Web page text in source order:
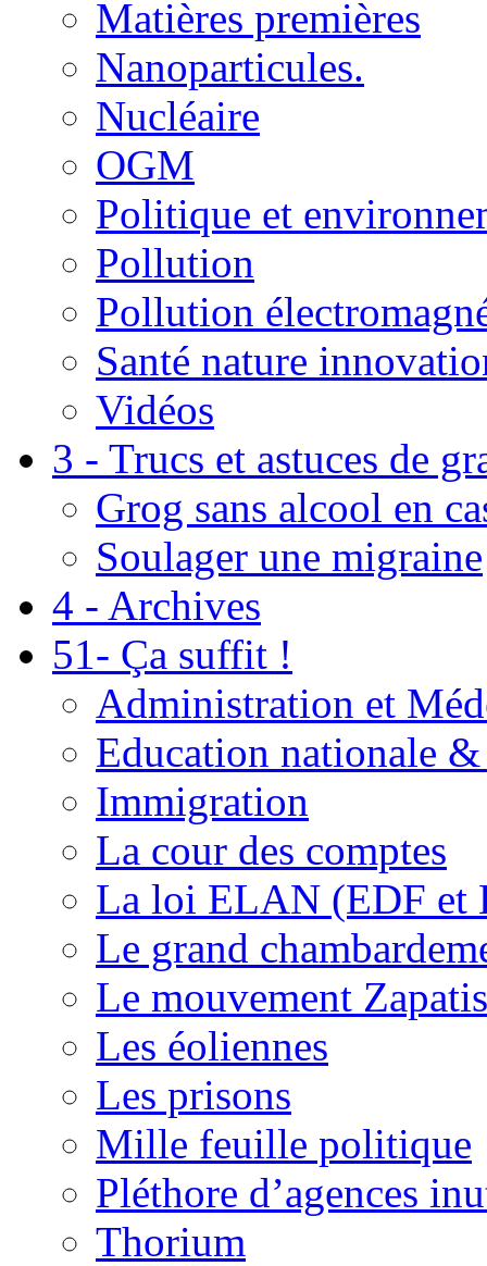
Matières premières
Nanoparticules.
Nucléaire
OGM
Politique et
Pollution
Pollution
Santé nature
Vidéos
3 - Trucs et astuces de
Grog sans alcool en
Soulager une migraine
4 - Archives
51- Ça suffit !
Administration et
Education nationale
Immigration
La cour des comptes
La loi ELAN (EDF et
Le grand
Le mouvement
Les éoliennes
Les prisons
Mille feuille politique
Pléthore d’agences
Thorium